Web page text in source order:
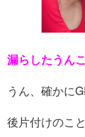
漏らしたうん
うん、確かに
後片付けのこ